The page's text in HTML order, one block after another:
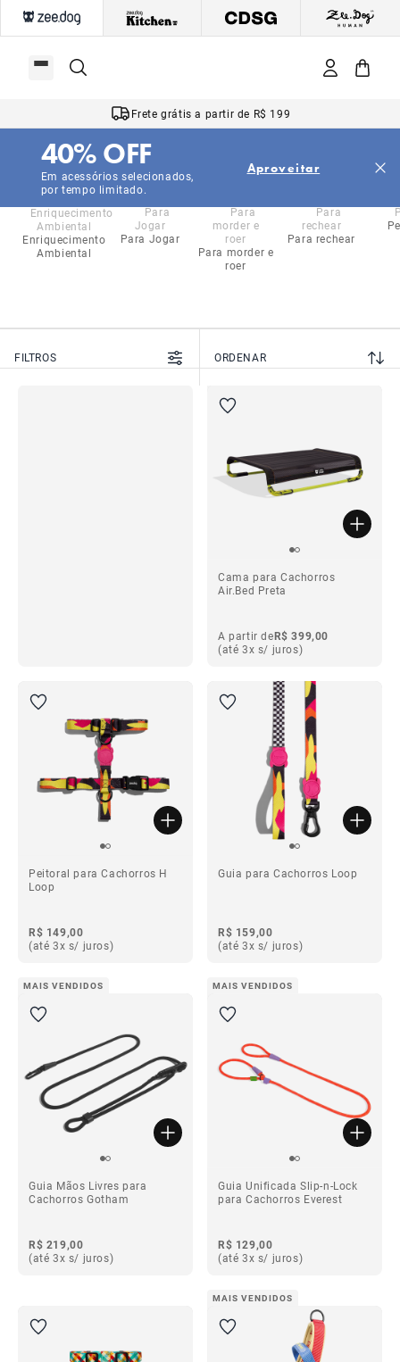
Frete grátis a partir de R$ 199
Em acessórios selecionados,
por tempo limitado.
40% OFF Aproveitar
Air%20Mesh%20Ajust%C3%A1vel
Início|Cachorros|Peitorais
Enriquecimento
Ambiental
Para Jogar
Para morder e
roer
Para rechear
FILTROS ORDENAR
Cama para Cachorros
Air.Bed Preta
A partir deR$ 399,00
(até 3x s/ juros)
Peitoral para Cachorros H
Loop
R$ 149,00
(até 3x s/ juros)
Guia para Cachorros Loop
R$ 159,00
(até 3x s/ juros)
MAIS VENDIDOS
Guia Mãos Livres para
Cachorros Gotham
R$ 219,00
(até 3x s/ juros)
MAIS VENDIDOS
Guia Unificada Slip-n-Lock
para Cachorros Everest
R$ 129,00
(até 3x s/ juros)
MAIS VENDIDOS